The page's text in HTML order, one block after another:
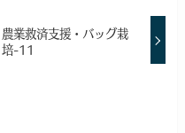
農業救済支援・バッグ栽
培-11